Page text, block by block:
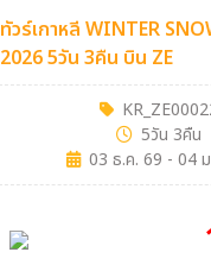
ทัวร์เกาหลี WINTER
2026 5วัน 3คืน บิน ZE
5วัน 3คืน
03 ธ.ค. 69 - 04